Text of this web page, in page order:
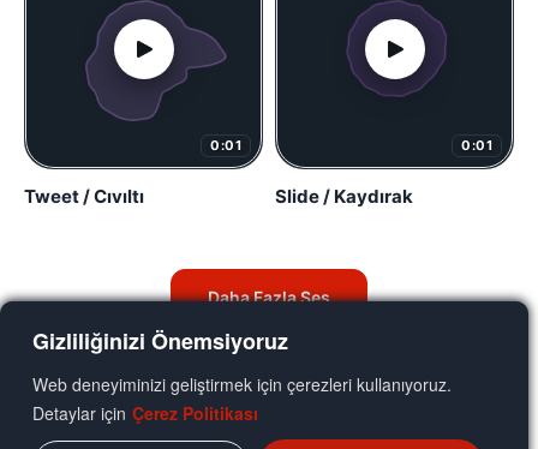
Gizliliğinizi Önemsiyoruz
Web deneyiminizi geliştirmek için çerezleri kullanıyoruz.
Detaylar için Çerez Politikası
0:01
Tweet / Cıvıltı
0:01
Slide / Kaydırak
Daha Fazla Ses